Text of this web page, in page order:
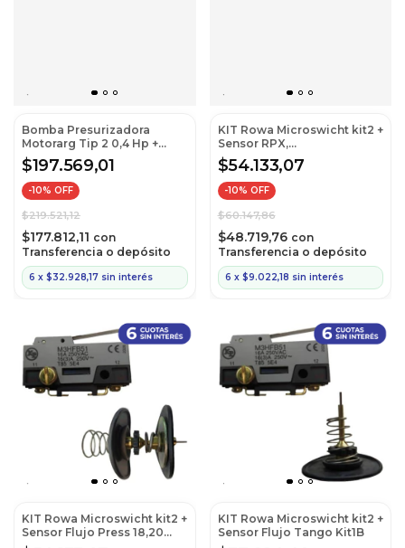
Bomba Presurizadora
Motorarg Tip 2 0,4 Hp +
Soporte MQ
$197.569,01
-10% OFF
$219.521,12
$177.812,11 con
Transferencia o depósito
6 x $32.928,17 sin interés
KIT Rowa Microswicht kit2 +
Sensor RPX,
22,25,26,30,200,270
$54.133,07
-10% OFF
$60.147,86
$48.719,76 con
Transferencia o depósito
6 x $9.022,18 sin interés
KIT Rowa Microswicht kit2 +
Sensor Flujo Press 18,20
KIT Rowa Microswicht kit2 +
Sensor Flujo Tango Kit1B